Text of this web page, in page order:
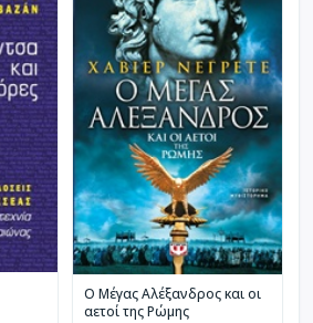
Ο Μέγας Αλέξανδρος και οι
αετοί της Ρώμης